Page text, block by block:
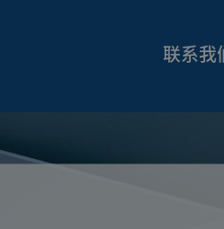
联系我